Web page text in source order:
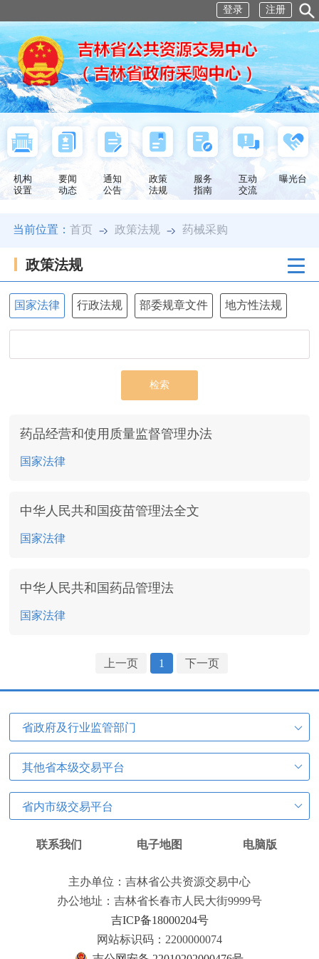
登录 注册
机构
设置
要闻
动态
通知
公告
政策
法规
服务
指南
互动
交流
曝光台
当前位置：首页 政策法规 药械采购
政策法规
国家法律 行政法规 部委规章文件 地方性法规
检索
药品经营和使用质量监督管理办法
国家法律
中华人民共和国疫苗管理法全文
国家法律
中华人民共和国药品管理法
国家法律
上一页 1 下一页
省政府及行业监管部门
其他省本级交易平台
省内市级交易平台
联系我们 电子地图 电脑版
主办单位：吉林省公共资源交易中心
办公地址：吉林省长春市人民大街9999号
吉ICP备18000204号
网站标识码：2200000074